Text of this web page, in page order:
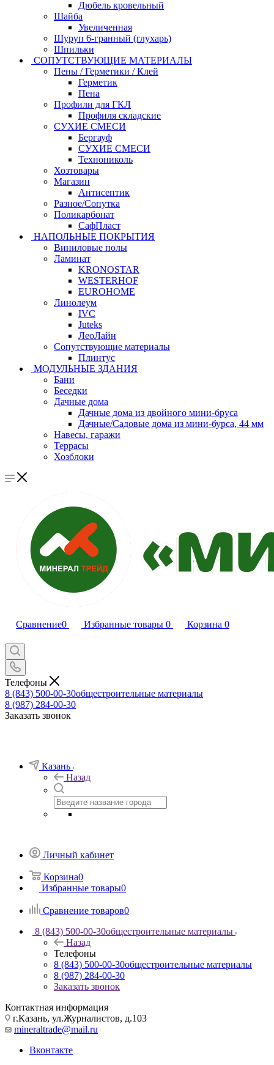
Дюбель кровельный
Шайба
Увеличенная
Шуруп 6-гранный (глухарь)
Шпильки
СОПУТСТВУЮЩИЕ МАТЕРИАЛЫ
Пены / Герметики / Клей
Герметик
Пена
Профили для ГКЛ
Профиля складские
СУХИЕ СМЕСИ
Бергауф
СУХИЕ СМЕСИ
Технониколь
Хозтовары
Магазин
Антисептик
Разное/Сопутка
Поликарбонат
СафПласт
НАПОЛЬНЫЕ ПОКРЫТИЯ
Виниловые полы
Ламинат
KRONOSTAR
WESTERHOF
EUROHOME
Линолеум
IVC
Juteks
ЛеоЛайн
Сопутствующие материалы
Плинтус
МОДУЛЬНЫЕ ЗДАНИЯ
Бани
Беседки
Дачные дома
Дачные дома из двойного мини-бруса
Дачные/Садовые дома из мини-бурса, 44 мм
Навесы, гаражи
Террасы
Хозблоки
Сравнение0 Избранные товары 0 Корзина 0
Телефоны
8 (843) 500-00-30общестроительные материалы
8 (987) 284-00-30
Заказать звонок
Казань
Назад
Личный кабинет
Корзина0
Избранные товары0
Сравнение товаров0
8 (843) 500-00-30общестроительные материалы
Назад
Телефоны
8 (843) 500-00-30общестроительные материалы
8 (987) 284-00-30
Заказать звонок
Контактная информация
г.Казань, ул.Журналистов, д.103
mineraltrade@mail.ru
Вконтакте